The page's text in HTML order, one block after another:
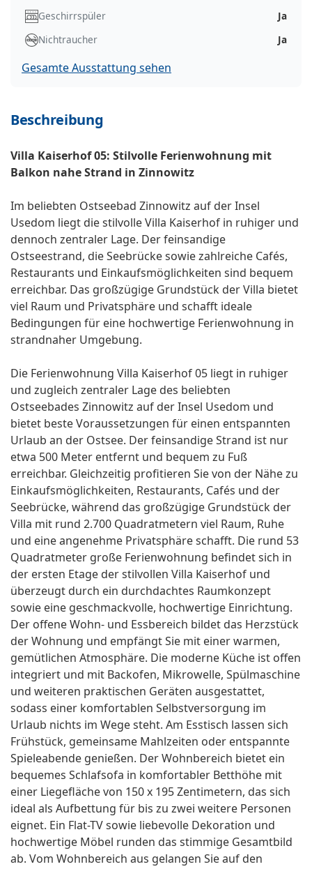
Geschirrspüler
Ja
Nichtraucher
Ja
Gesamte Ausstattung sehen
Beschreibung
Villa Kaiserhof 05: Stilvolle Ferienwohnung mit
Balkon nahe Strand in Zinnowitz
Im beliebten Ostseebad Zinnowitz auf der Insel
Usedom liegt die stilvolle Villa Kaiserhof in ruhiger und
dennoch zentraler Lage. Der feinsandige
Ostseestrand, die Seebrücke sowie zahlreiche Cafés,
Restaurants und Einkaufsmöglichkeiten sind bequem
erreichbar. Das großzügige Grundstück der Villa bietet
viel Raum und Privatsphäre und schafft ideale
Bedingungen für eine hochwertige Ferienwohnung in
strandnaher Umgebung.
Die Ferienwohnung Villa Kaiserhof 05 liegt in ruhiger
und zugleich zentraler Lage des beliebten
Ostseebades Zinnowitz auf der Insel Usedom und
bietet beste Voraussetzungen für einen entspannten
Urlaub an der Ostsee. Der feinsandige Strand ist nur
etwa 500 Meter entfernt und bequem zu Fuß
erreichbar. Gleichzeitig profitieren Sie von der Nähe zu
Einkaufsmöglichkeiten, Restaurants, Cafés und der
Seebrücke, während das großzügige Grundstück der
Villa mit rund 2.700 Quadratmetern viel Raum, Ruhe
und eine angenehme Privatsphäre schafft. Die rund 53
Quadratmeter große Ferienwohnung befindet sich in
der ersten Etage der stilvollen Villa Kaiserhof und
überzeugt durch ein durchdachtes Raumkonzept
sowie eine geschmackvolle, hochwertige Einrichtung.
Der offene Wohn- und Essbereich bildet das Herzstück
der Wohnung und empfängt Sie mit einer warmen,
gemütlichen Atmosphäre. Die moderne Küche ist offen
integriert und mit Backofen, Mikrowelle, Spülmaschine
und weiteren praktischen Geräten ausgestattet,
sodass einer komfortablen Selbstversorgung im
Urlaub nichts im Wege steht. Am Esstisch lassen sich
Frühstück, gemeinsame Mahlzeiten oder entspannte
Spieleabende genießen. Der Wohnbereich bietet ein
bequemes Schlafsofa in komfortabler Betthöhe mit
einer Liegefläche von 150 x 195 Zentimetern, das sich
ideal als Aufbettung für bis zu zwei weitere Personen
eignet. Ein Flat-TV sowie liebevolle Dekoration und
hochwertige Möbel runden das stimmige Gesamtbild
ab. Vom Wohnbereich aus gelangen Sie auf den